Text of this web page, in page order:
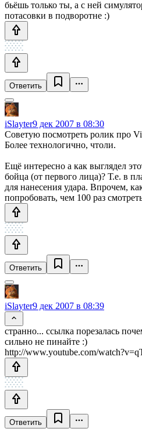
бьёшь только ты, а с ней
потасовки в подворотне :)
Ответить
iSlayter9 дек 2007 в 08:30
Советую посмотреть ролик про
Более технологично, чтоли.
Ещё интересно а как выглядел
бойца (от первого лица)? Т.е. в
для нанесения удара. Впрочем,
попробовать, чем 100 раз
Ответить
iSlayter9 дек 2007 в 08:39
странно... ссылка порезалась
сильно не пинайте :)
http://www.youtube.com/
Ответить